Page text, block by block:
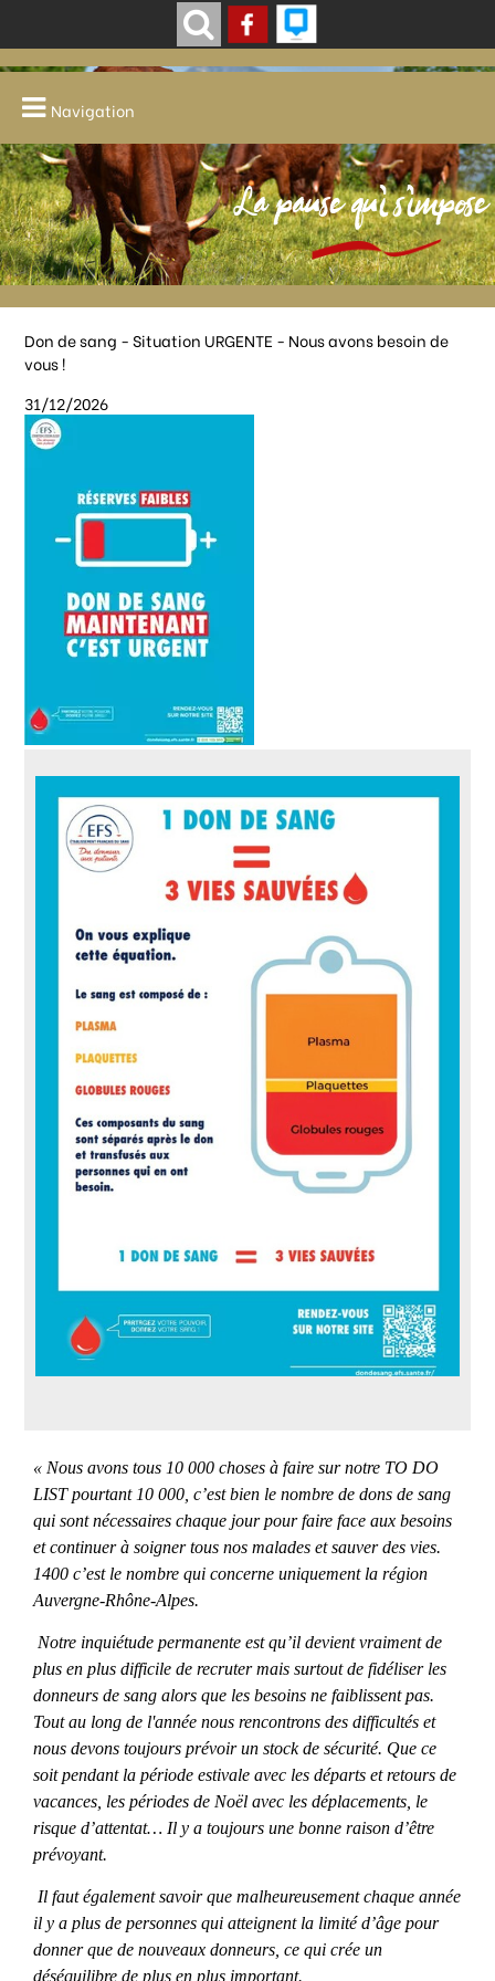
Navigation
La pause qui s'impose
Don de sang - Situation URGENTE - Nous avons besoin de
vous !
31/12/2026
« Nous avons tous 10 000 choses à faire sur notre TO DO
LIST pourtant 10 000, c’est bien le nombre de dons de sang
qui sont nécessaires chaque jour pour faire face aux besoins
et continuer à soigner tous nos malades et sauver des vies.
1400 c’est le nombre qui concerne uniquement la région
Auvergne-Rhône-Alpes.
Notre inquiétude permanente est qu’il devient vraiment de
plus en plus difficile de recruter mais surtout de fidéliser les
donneurs de sang alors que les besoins ne faiblissent pas.
Tout au long de l'année nous rencontrons des difficultés et
nous devons toujours prévoir un stock de sécurité. Que ce
soit pendant la période estivale avec les départs et retours de
vacances, les périodes de Noël avec les déplacements, le
risque d’attentat… Il y a toujours une bonne raison d’être
prévoyant.
Il faut également savoir que malheureusement chaque année
il y a plus de personnes qui atteignent la limité d’âge pour
donner que de nouveaux donneurs, ce qui crée un
déséquilibre de plus en plus important.